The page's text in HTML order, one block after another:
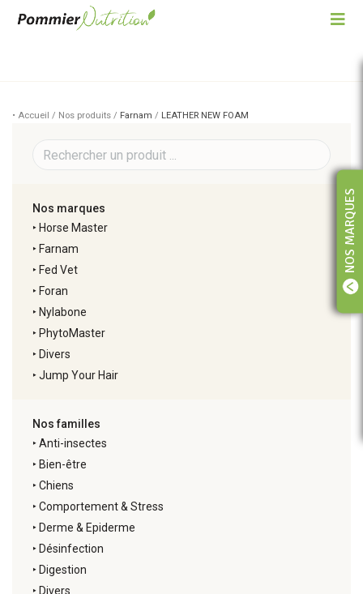
NOS MARQUES
• Accueil / Nos produits / Farnam / LEATHER NEW FOAM
Nos marques
‣ Horse Master
‣ Farnam
‣ Fed Vet
‣ Foran
‣ Nylabone
‣ PhytoMaster
‣ Divers
‣Jump Your Hair
Nos familles
‣Anti-insectes
‣ Bien-être
‣Chiens
‣Comportement & Stress
‣ Derme & Epiderme
‣ Désinfection
‣ Digestion
‣ Divers